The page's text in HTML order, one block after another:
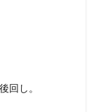
回し。